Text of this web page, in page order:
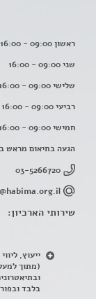
ראשון 09:00 - 16:00
שני 09:00 - 16:00
שלישי 09:00 - 16:00
רביעי 09:00 - 16:00
חמישי 09:00 - 16:00
הגעה בתיאום מראש
03-5266720
שירותי הארכיון:
ייעוץ,
בלבד